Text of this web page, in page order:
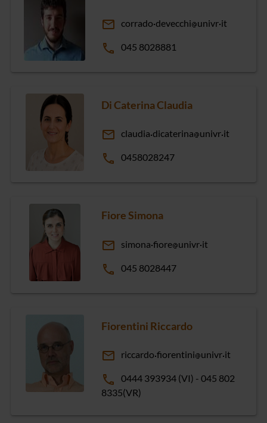
email corrado devecchi univr it
phone 045 8028881
Di Caterina Claudia
email claudia dicaterina univr it
phone 0458028247
Fiore Simona
email simona fiore univr it
phone 045 8028447
Fiorentini Riccardo
email riccardo fiorentini univr it
phone
0444 393934 (VI) - 045 802
8335(VR)